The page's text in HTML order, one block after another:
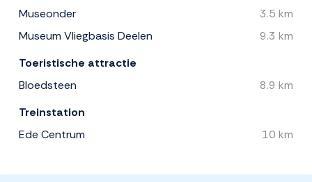
Museonder
3.5 km
Museum Vliegbasis Deelen
9.3 km
Toeristische attractie
Bloedsteen
8.9 km
Treinstation
Ede Centrum
10 km